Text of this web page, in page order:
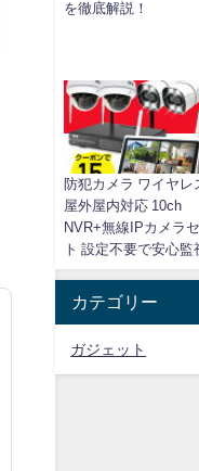
を徹底解説！
防犯カメラ ワイヤレ
屋外屋内対応 10ch
NVR+無線IPカメラ
ト 設定不要で安心監
カテゴリー
ガジェット